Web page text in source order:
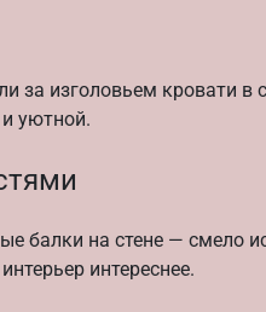
за изголовьем кровати в
уютной.
балки на стене — смело
интереснее.